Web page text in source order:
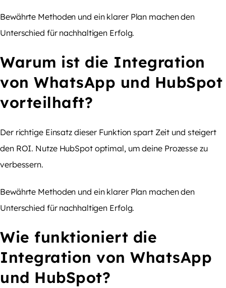
Bewährte Methoden und ein klarer Plan machen den
Unterschied für nachhaltigen Erfolg.
Warum ist die Integration
von WhatsApp und HubSpot
vorteilhaft?
Der richtige Einsatz dieser Funktion spart Zeit und steigert
den ROI. Nutze HubSpot optimal, um deine Prozesse zu
verbessern.
Bewährte Methoden und ein klarer Plan machen den
Unterschied für nachhaltigen Erfolg.
Wie funktioniert die
Integration von WhatsApp
und HubSpot?